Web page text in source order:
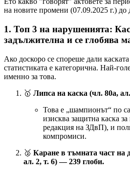
на новите промени (07.09.2025 г.) до
1. Топ 3 на нарушенията:
задължителна и се глобява
Ако доскоро се спореше дали
статистиката е категорична. Най-
именно за това.
🥇 Липса на каска (чл. 80а,
Това е „шампионът“ по
изисква защитна каска
редакция на ЗДвП), и
компромиси.
🥈 Каране в тъмната част на
ал. 2, т. 6) — 239 глоби.